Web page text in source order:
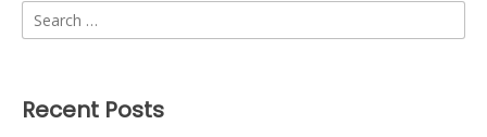
Search
for:
Recent Posts